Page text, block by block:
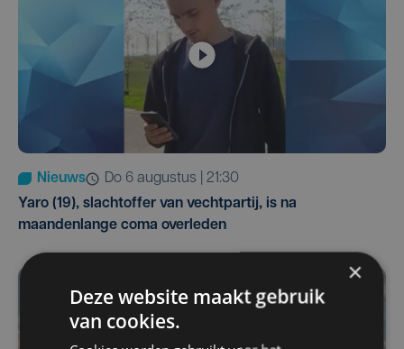
Nieuws
do 6 augustus | 21:30
Yaro (19), slachtoffer van vechtpartij, is na
maandenlange coma overleden
×
Deze website maakt gebruik
van cookies.